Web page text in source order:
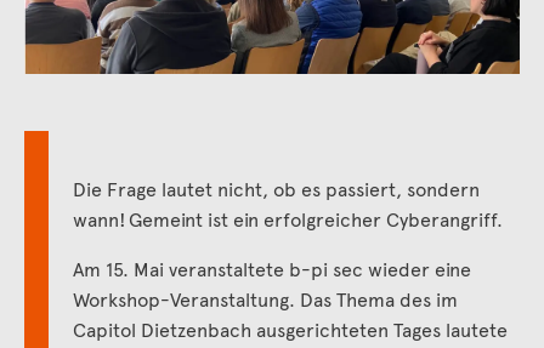
Die Frage lautet nicht, ob es passiert, sondern
wann! Gemeint ist ein erfolgreicher Cyberangriff.
Am 15. Mai veranstaltete b-pi sec wieder eine
Workshop-Veranstaltung. Das Thema des im
Capitol Dietzenbach ausgerichteten Tages lautete